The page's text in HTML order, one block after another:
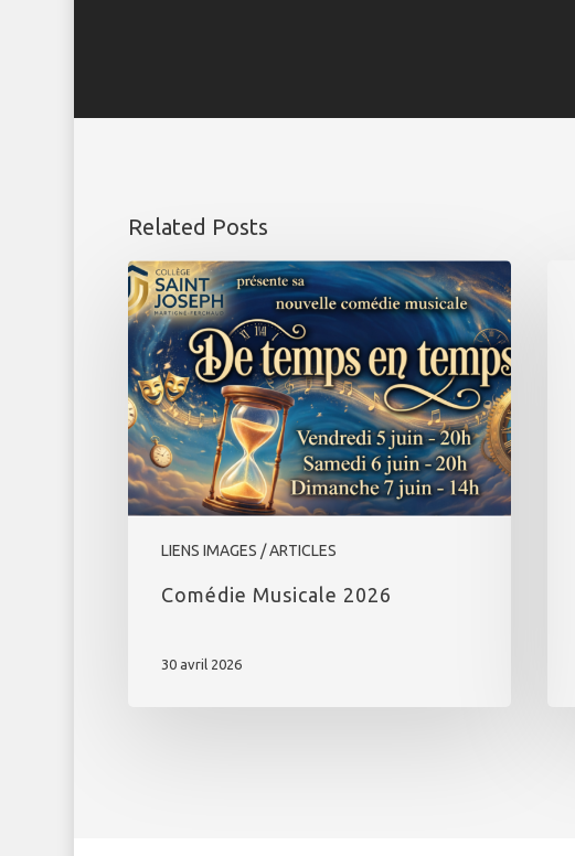
Related Posts
LIENS IMAGES / ARTICLES
Comédie
Musicale
2026
Comédie Musicale 2026
30 avril 2026